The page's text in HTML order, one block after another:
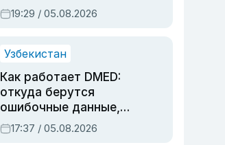
предупреждали об
опасности, но стройка
19:29 / 05.08.2026
Узбекистан
Как работает DMED:
откуда берутся
ошибочные данные,
дубли аккаунтов и
очереди по онлайн-
17:37 / 05.08.2026